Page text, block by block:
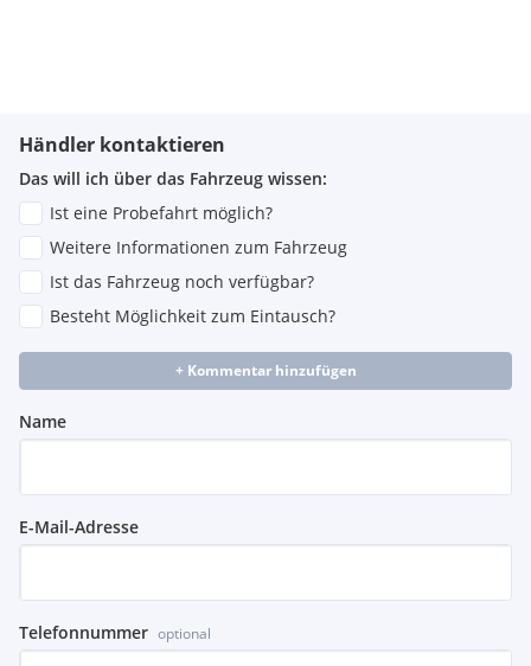
Händler kontaktieren
Das will ich über das Fahrzeug wissen:
Ist eine Probefahrt möglich?
Weitere Informationen zum Fahrzeug
Ist das Fahrzeug noch verfügbar?
Besteht Möglichkeit zum Eintausch?
+ Kommentar hinzufügen
Name
E-Mail-Adresse
Telefonnummer optional